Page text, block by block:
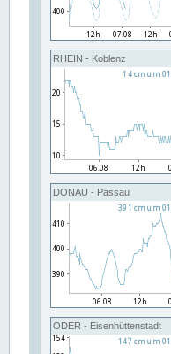
RHEIN - Koblenz
DONAU - Passau
ODER - Eisenhüttenstadt